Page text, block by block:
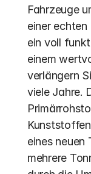
Fahrzeuge
einer
ein voll
einem
verlängern
viele Jahre.
eines neuen
mehrere